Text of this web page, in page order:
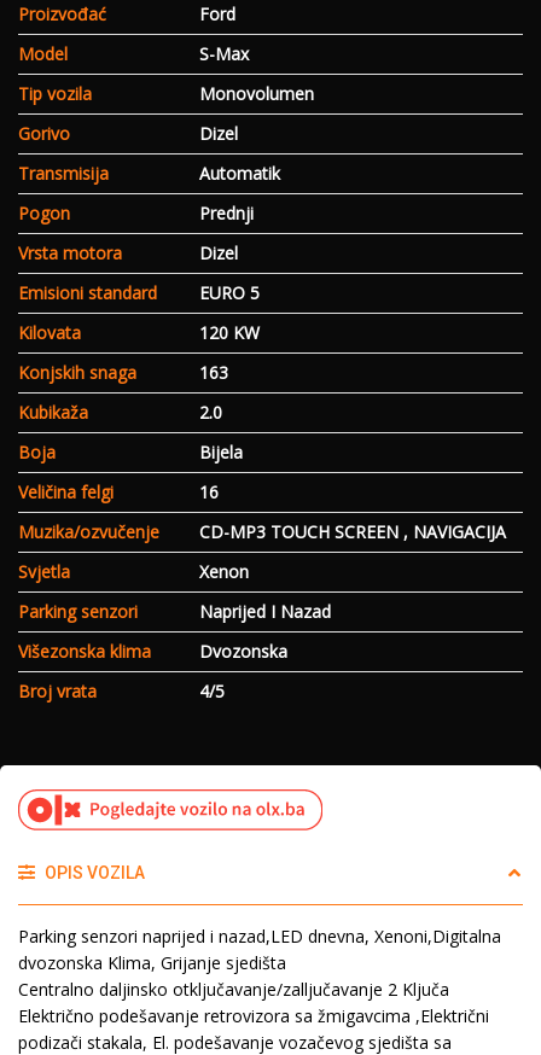
Proizvođać
Ford
Model
S-Max
Tip vozila
Monovolumen
Gorivo
Dizel
Transmisija
Automatik
Pogon
Prednji
Vrsta motora
Dizel
Emisioni standard
EURO 5
Kilovata
120 KW
Konjskih snaga
163
Kubikaža
2.0
Boja
Bijela
Veličina felgi
16
Muzika/ozvučenje
CD-MP3 TOUCH SCREEN , NAVIGACIJA
Svjetla
Xenon
Parking senzori
Naprijed I Nazad
Višezonska klima
Dvozonska
Broj vrata
4/5
OPIS VOZILA
Parking senzori naprijed i nazad,LED dnevna, Xenoni,Digitalna
dvozonska Klima, Grijanje sjedišta
Centralno daljinsko otključavanje/zalljučavanje 2 Ključa
Električno podešavanje retrovizora sa žmigavcima ,Električni
podizači stakala, El. podešavanje vozačevog sjedišta sa